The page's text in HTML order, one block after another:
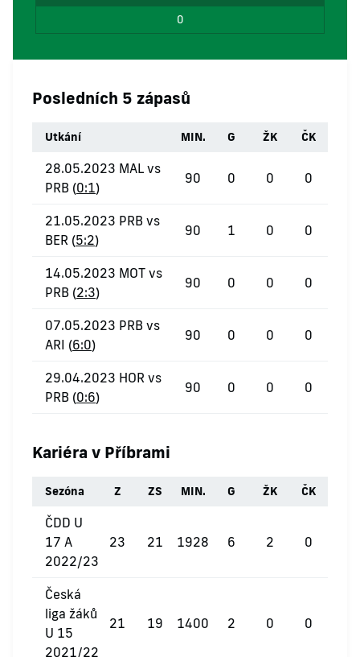
0
Posledních 5 zápasů
Utkání MIN. G ŽK ČK
28.05.2023 MAL vs
PRB (0:1)
90 0 0 0
21.05.2023 PRB vs
BER (5:2)
90 1 0 0
14.05.2023 MOT vs
PRB (2:3)
90 0 0 0
07.05.2023 PRB vs
ARI (6:0)
90 0 0 0
29.04.2023 HOR vs
PRB (0:6)
90 0 0 0
Kariéra v Příbrami
Sezóna Z ZS MIN. G ŽK ČK
ČDD U
17 A
2022/23
23 21 1928 6 2 0
Česká
liga žáků
U 15
2021/22
21 19 1400 2 0 0